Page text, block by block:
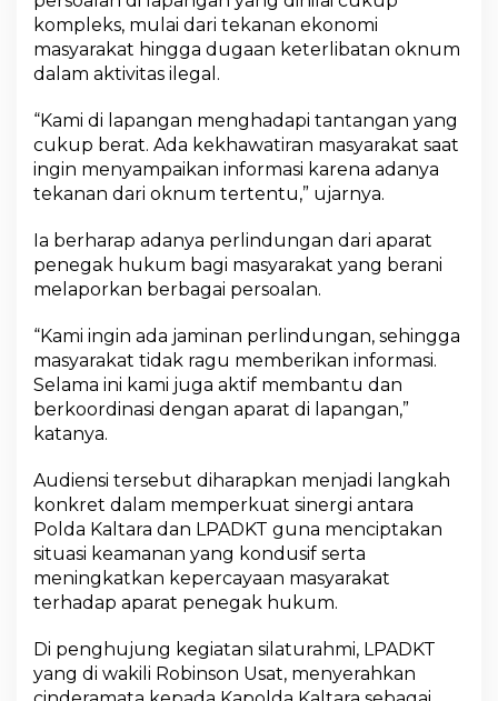
kompleks, mulai dari tekanan ekonomi
masyarakat hingga dugaan keterlibatan oknum
dalam aktivitas ilegal.
“Kami di lapangan menghadapi tantangan yang
cukup berat. Ada kekhawatiran masyarakat saat
ingin menyampaikan informasi karena adanya
tekanan dari oknum tertentu,” ujarnya.
Ia berharap adanya perlindungan dari aparat
penegak hukum bagi masyarakat yang berani
melaporkan berbagai persoalan.
“Kami ingin ada jaminan perlindungan, sehingga
masyarakat tidak ragu memberikan informasi.
Selama ini kami juga aktif membantu dan
berkoordinasi dengan aparat di lapangan,”
katanya.
Audiensi tersebut diharapkan menjadi langkah
konkret dalam memperkuat sinergi antara
Polda Kaltara dan LPADKT guna menciptakan
situasi keamanan yang kondusif serta
meningkatkan kepercayaan masyarakat
terhadap aparat penegak hukum.
Di penghujung kegiatan silaturahmi, LPADKT
yang di wakili Robinson Usat, menyerahkan